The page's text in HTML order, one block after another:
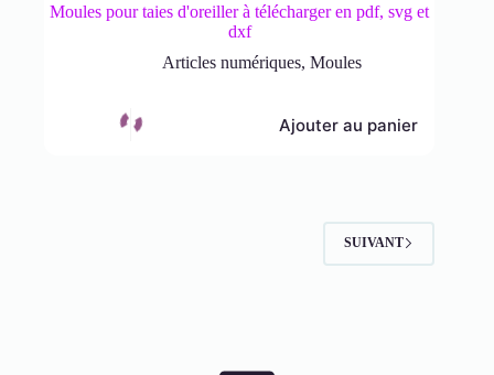
Moules pour taies d'oreiller à télécharger en pdf, svg et
dxf
Articles numériques, Moules
Ajouter au panier
SUIVANT